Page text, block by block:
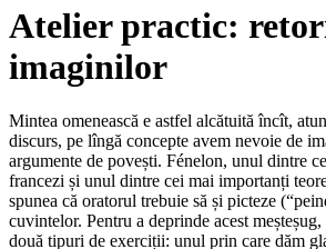
Atelier practic:
imaginilor
Mintea omenească e astfel alcătuită încît,
discurs, pe lîngă concepte avem nevoie de
argumente de povești. Fénelon, unul dintre
francezi și unul dintre cei mai importanți
spunea că oratorul trebuie să și picteze
cuvintelor. Pentru a deprinde acest
două tipuri de exerciții: unul prin care dăm